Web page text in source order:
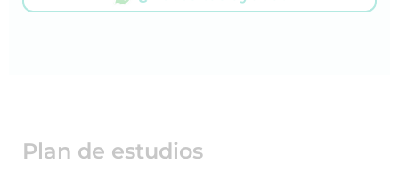
Plan de estudios